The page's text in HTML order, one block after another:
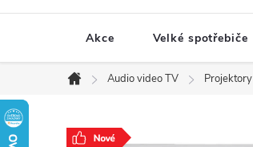
Akce Velké spotřebiče
Domů
Audio video TV Projektory